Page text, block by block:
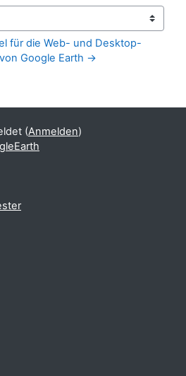
für die Web- und Desktop-
Google Earth →
(Anmelden)